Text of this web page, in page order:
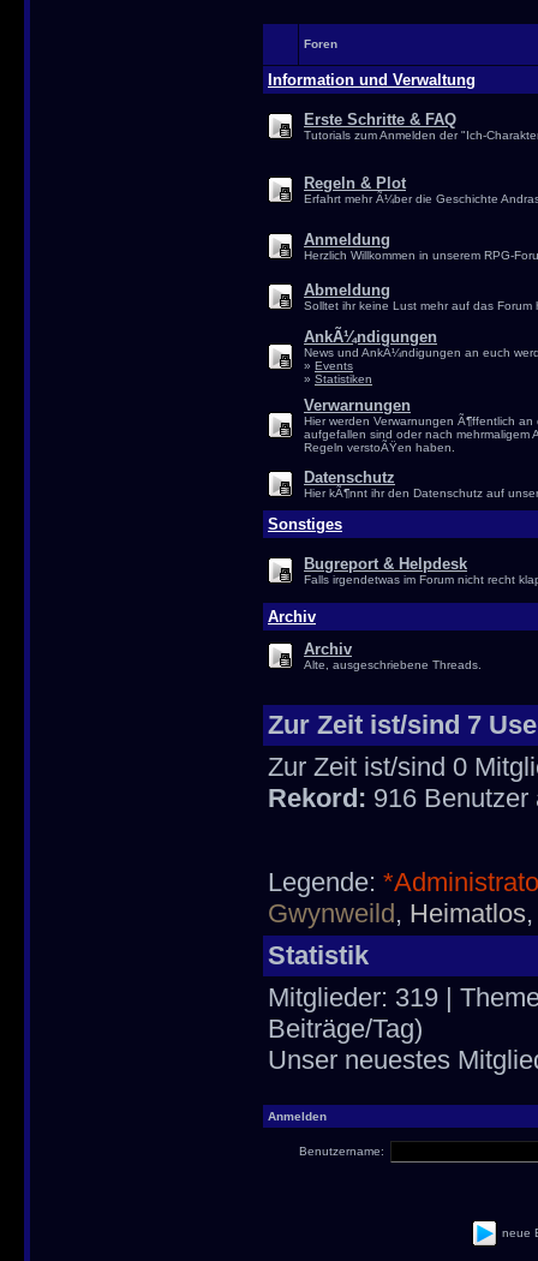
Foren
Information und Verwaltung
Erste Schritte & FAQ
Tutorials zum Anmelden der "Ich-
Regeln & Plot
Erfahrt mehr Ã¼ber die Geschichte
Anmeldung
Herzlich Willkommen in unserem RPG-
Abmeldung
Solltet ihr keine Lust mehr auf das
AnkÃ¼ndigungen
News und AnkÃ¼ndigungen an euch
» Events
» Statistiken
Verwarnungen
Hier werden Verwarnungen Ã¶ffentlich
aufgefallen sind oder nach mehrmaligem
Regeln verstoÃŸen haben.
Datenschutz
Hier kÃ¶nnt ihr den Datenschutz auf
Sonstiges
Bugreport & Helpdesk
Falls irgendetwas im Forum nicht recht
Archiv
Archiv
Alte, ausgeschriebene Threads.
Zur Zeit ist/sind 7
Zur Zeit ist/sind 0
Rekord: 916
Legende:
Gwynweild, Heimatlos
Statistik
Mitglieder: 319 |
Beiträge/Tag)
Unser neuestes
Anmelden
Benutzername:
neue